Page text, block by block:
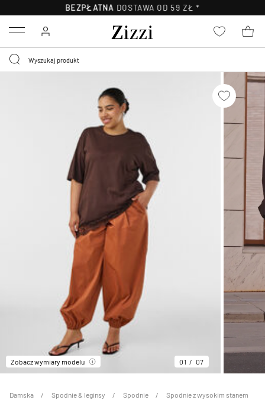
BEZPŁATNA DOSTAWA OD 59 ZŁ *
Menu
Zobacz wymiary modelu 01 07
Damska Spodnie & leginsy Spodnie Spodnie z wysokim stanem